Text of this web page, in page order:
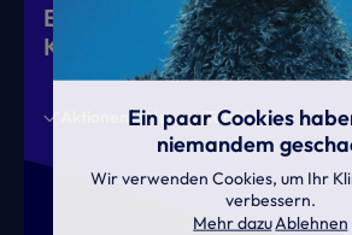
Eiskalte Deals & heiße News
Klima
News Termine
Ein paar Cookies
niemandem
Wir verwenden Cookies, um Ihr
verbessern.
Mehr dazuAblehnen